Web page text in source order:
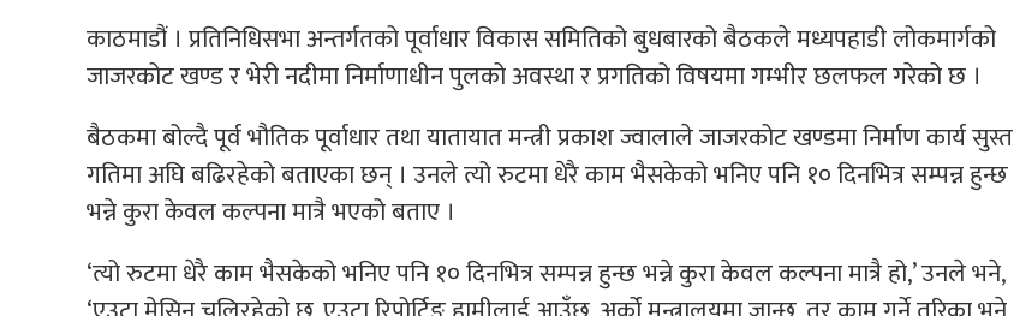
काठमाडौं । प्रतिनिधिसभा अन्तर्गतको पूर्वाधार विकास समितिको बुधबारको बैठकले मध्यपहाडी लोकमार्गको
जाजरकोट खण्ड र भेरी नदीमा निर्माणाधीन पुलको अवस्था र प्रगतिको विषयमा गम्भीर छलफल गरेको छ ।
बैठकमा बोल्दै पूर्व भौतिक पूर्वाधार तथा यातायात मन्त्री प्रकाश ज्वालाले जाजरकोट खण्डमा निर्माण कार्य सुस्त
गतिमा अघि बढिरहेको बताएका छन् । उनले त्यो रुटमा धेरै काम भैसकेको भनिए पनि १० दिनभित्र सम्पन्न हुन्छ
भन्ने कुरा केवल कल्पना मात्रै भएको बताए ।
‘त्यो रुटमा धेरै काम भैसकेको भनिए पनि १० दिनभित्र सम्पन्न हुन्छ भन्ने कुरा केवल कल्पना मात्रै हो,’ उनले भने,